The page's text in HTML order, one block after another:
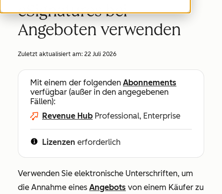
eSignatures bei
Angeboten verwenden
Zuletzt aktualisiert am: 22 Juli 2026
Mit einem der folgenden Abonnements
verfügbar (außer in den angegebenen
Fällen):
Revenue Hub Professional, Enterprise
Lizenzen erforderlich
Verwenden Sie elektronische Unterschriften, um
die Annahme eines Angebots von einem Käufer zu